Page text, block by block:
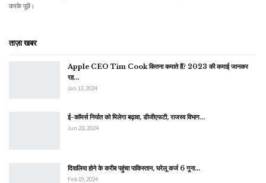
करके पूछें।
ताज़ा खबर
Apple CEO Tim Cook कितना कमाते हैं? 2023 की कमाई जानकर
रह…
Jan 13, 2024
ई-कॉमर्स निर्यात को मिलेगा बढ़ावा, डीजीएफटी, राजस्व विभाग…
Jun 23, 2024
दिवालिया होने के करीब पहुंचा पाकिस्तान, घरेलू कर्ज 6 गुना…
Feb 19, 2024